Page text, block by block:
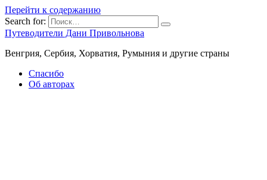
Перейти к содержанию
Search for:
Путеводители Дани Привольнова
Венгрия, Сербия, Хорватия, Румыния и другие страны
Спасибо
Об авторах